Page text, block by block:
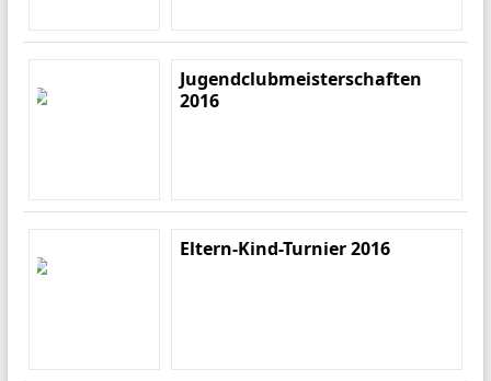
Jugendclubmeisterschaften
2016
Eltern-Kind-Turnier 2016